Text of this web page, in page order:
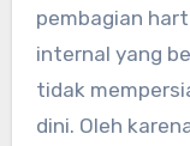
pembagian
internal yang
tidak
dini. Oleh